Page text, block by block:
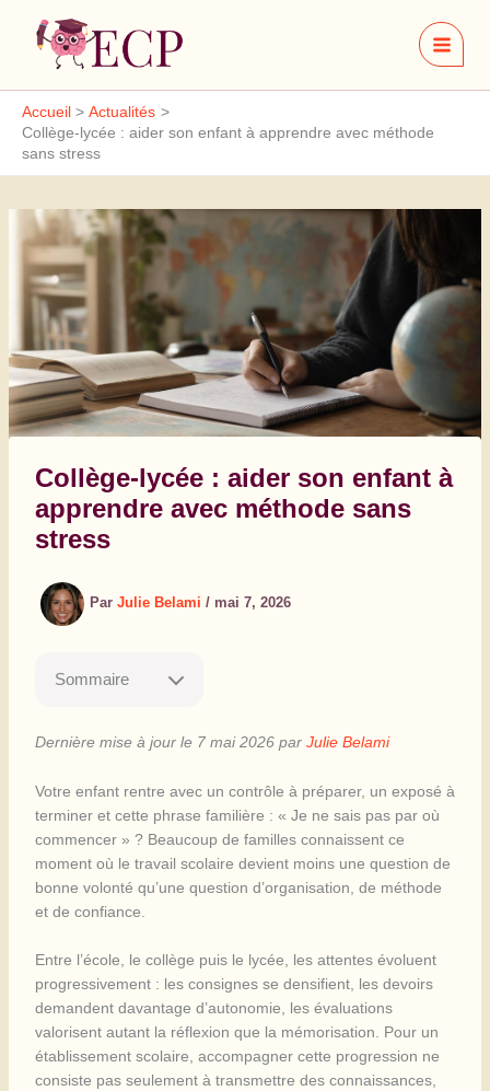
Accueil
Actualités
Collège-lycée : aider son enfant à apprendre avec méthode
sans stress
Collège-lycée : aider son enfant à
apprendre avec méthode sans
stress
Par Julie Belami / mai 7, 2026
Sommaire
Dernière mise à jour le 7 mai 2026 par Julie Belami
Votre enfant rentre avec un contrôle à préparer, un exposé à
terminer et cette phrase familière : « Je ne sais pas par où
commencer » ? Beaucoup de familles connaissent ce
moment où le travail scolaire devient moins une question de
bonne volonté qu’une question d’organisation, de méthode
et de confiance.
Entre l’école, le collège puis le lycée, les attentes évoluent
progressivement : les consignes se densifient, les devoirs
demandent davantage d’autonomie, les évaluations
valorisent autant la réflexion que la mémorisation. Pour un
établissement scolaire, accompagner cette progression ne
consiste pas seulement à transmettre des connaissances,